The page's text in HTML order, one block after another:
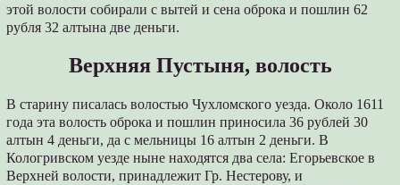
этой волости собирали с вытей и сена оброка и пошлин 62
рубля 32 алтына две деньги.
Верхняя Пустыня, волость
В старину писалась волостью Чухломского уезда. Около 1611
года эта волость оброка и пошлин приносила 36 рублей 30
алтын 4 деньги, да с мельницы 16 алтын 2 деньги. В
Кологривском уезде ныне находятся два села: Егорьевское в
Верхней волости, принадлежит Гр. Нестерову, и